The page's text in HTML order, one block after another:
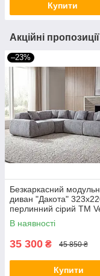
Купити
Акційні
–23%
Безкаркасний
диван "Дакота"
перлинний сірий ТМ
Mebel
В наявності
35 300 ₴ 45 850 ₴
Купити